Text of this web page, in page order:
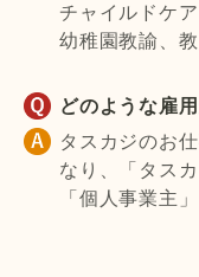
チャイルドケ
幼稚園教諭、
どのような雇
タスカジのお
なり、「タス
「個人事業主